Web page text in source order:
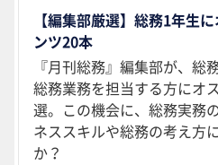
【編集部厳選】総務1年生
ンツ20本
『月刊総務』編集部が、総
総務業務を担当する方にオ
選。この機会に、総務実務
ネススキルや総務の考え方
か？